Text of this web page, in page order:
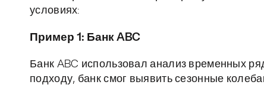
условиях:
Пример 1: Банк ABC
Банк ABC использовал анализ временных
подходу, банк смог выявить сезонные